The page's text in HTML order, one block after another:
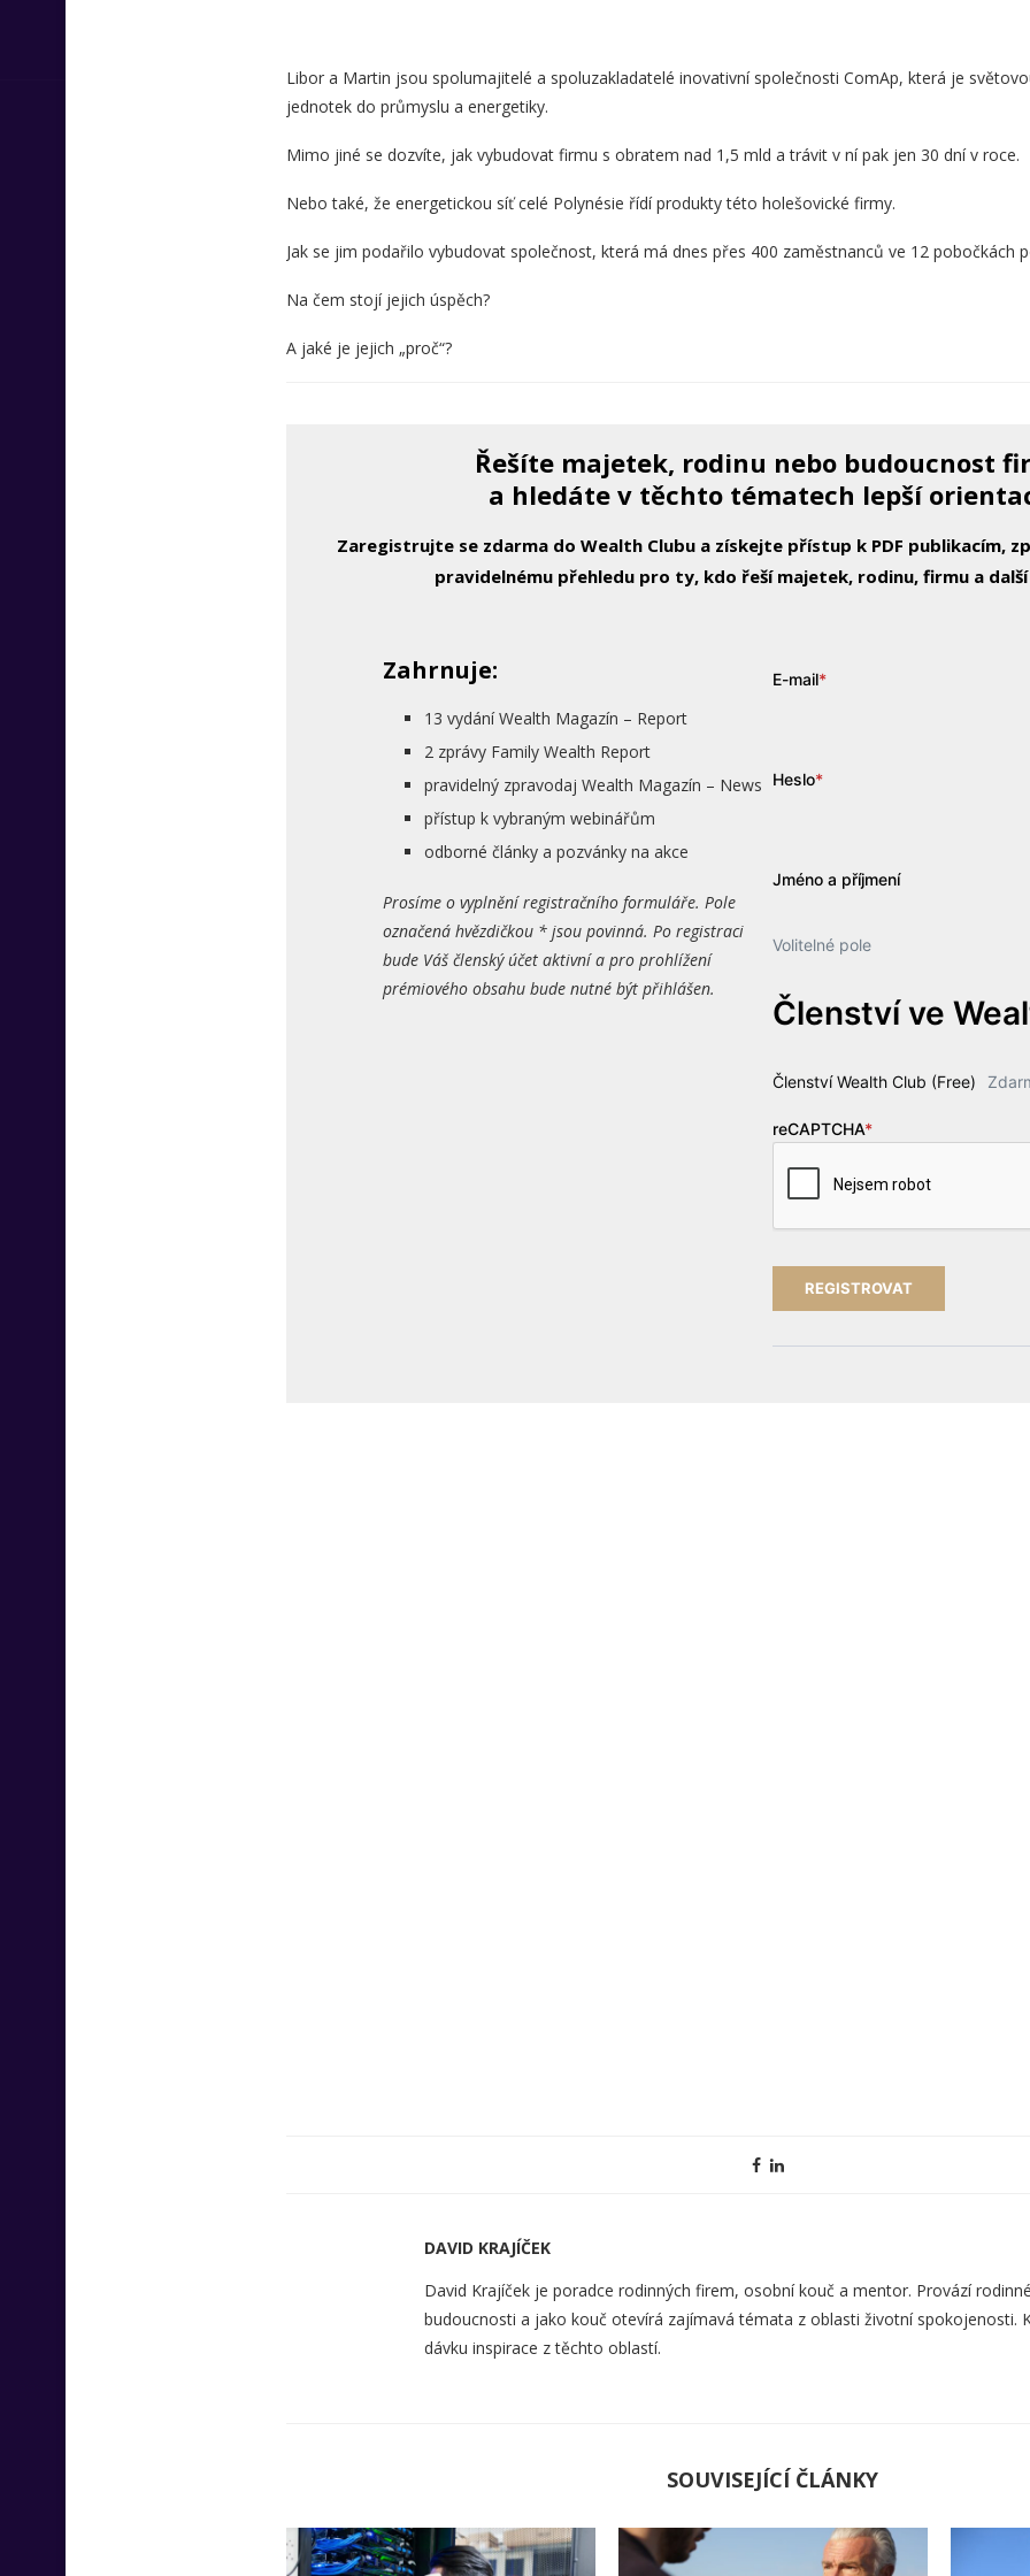
Libor a Martin jsou spolumajitelé a spoluzakladatelé inovativní společnosti ComAp, která je
jednotek do průmyslu a energetiky.
Mimo jiné se dozvíte, jak vybudovat firmu s obratem nad 1,5 mld a trávit v ní pak jen 30 dní v roce.
Nebo také, že energetickou síť celé Polynésie řídí produkty této holešovické firmy.
Jak se jim podařilo vybudovat společnost, která má dnes přes 400 zaměstnanců ve 12 pobočkách
Na čem stojí jejich úspěch?
A jaké je jejich „proč“?
Řešíte majetek, rodinu nebo budoucnost
a hledáte v těchto tématech lepší
Zaregistrujte se zdarma do Wealth Clubu a získejte přístup k PDF publikacím,
pravidelnému přehledu pro ty, kdo řeší majetek, rodinu, firmu a
Zahrnuje:
13 vydání Wealth Magazín – Report
2 zprávy Family Wealth Report
pravidelný zpravodaj Wealth Magazín – News
přístup k vybraným webinářům
odborné články a pozvánky na akce
Prosíme o vyplnění registračního formuláře. Pole
označená hvězdičkou * jsou povinná. Po registraci
bude Váš členský účet aktivní a pro prohlížení
prémiového obsahu bude nutné být přihlášen.
E-mail*
Heslo*
Jméno a příjmení
Volitelné pole
Členství ve
Členství Wealth Club (Free)
reCAPTCHA*
DAVID KRAJÍČEK
David Krajíček je poradce rodinných firem, osobní kouč a mentor. Provází
budoucnosti a jako kouč otevírá zajímavá témata z oblasti životní spokojenosti.
dávku inspirace z těchto oblastí.
SOUVISEJÍCÍ ČLÁNKY